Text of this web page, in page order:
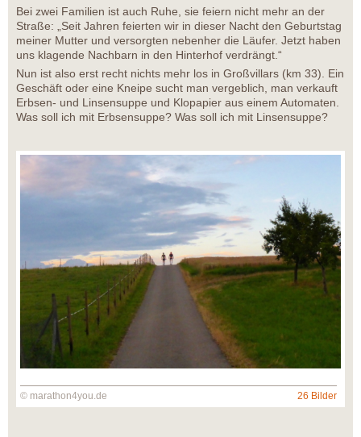
Bei zwei Familien ist auch Ruhe, sie feiern nicht mehr an der
Straße: „Seit Jahren feierten wir in dieser Nacht den Geburtstag
meiner Mutter und versorgten nebenher die Läufer. Jetzt haben
uns klagende Nachbarn in den Hinterhof verdrängt.“
Nun ist also erst recht nichts mehr los in Großvillars (km 33). Ein
Geschäft oder eine Kneipe sucht man vergeblich, man verkauft
Erbsen- und Linsensuppe und Klopapier aus einem Automaten.
Was soll ich mit Erbsensuppe? Was soll ich mit Linsensuppe?
© marathon4you.de 26 Bilder